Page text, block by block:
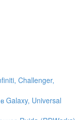
Challenger,
Galaxy, Universal